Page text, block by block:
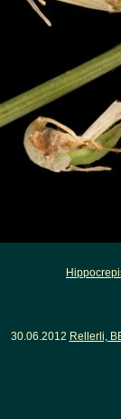
30.06.2012 Rellerli,